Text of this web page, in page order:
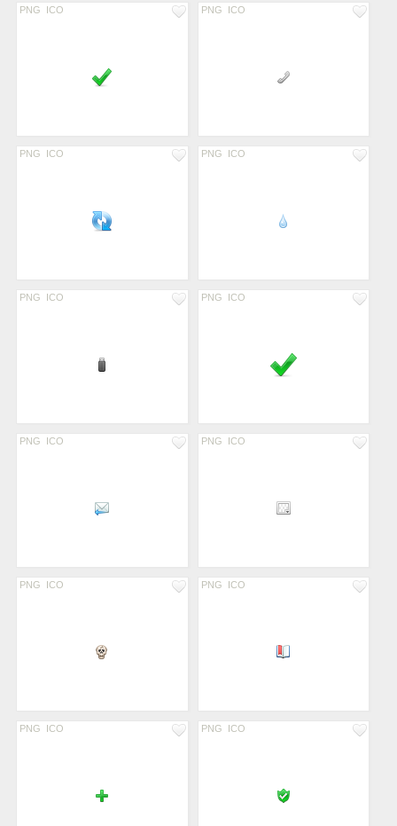
PNG ICO PNG ICO
PNG ICO PNG ICO
PNG ICO PNG ICO
PNG ICO PNG ICO
PNG ICO PNG ICO
PNG ICO PNG ICO